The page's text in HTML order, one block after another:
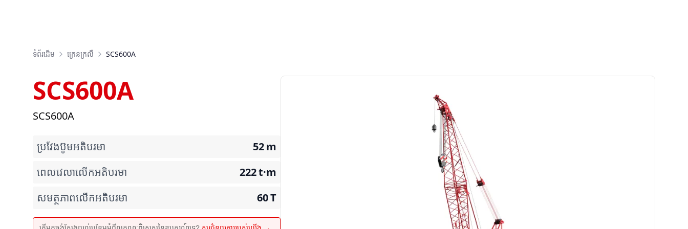
ទំព័រដើម ក្រេនក្រលឺ SCS600A
SCS600A
SCS600A
ប្រវែងប៊ូមអតិបរមា 52m
ពេលវេលាលើកអតិបរមា
222t·m
សមត្ថភាពលើកអតិបរមា
60T